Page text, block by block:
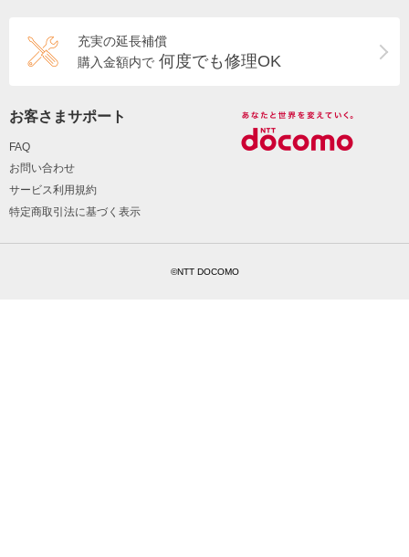
充実の延長補償
購入金額内で 何度でも修理OK
お客さまサポート
FAQ
お問い合わせ
サービス利用規約
特定商取引法に基づく表示
©NTT DOCOMO